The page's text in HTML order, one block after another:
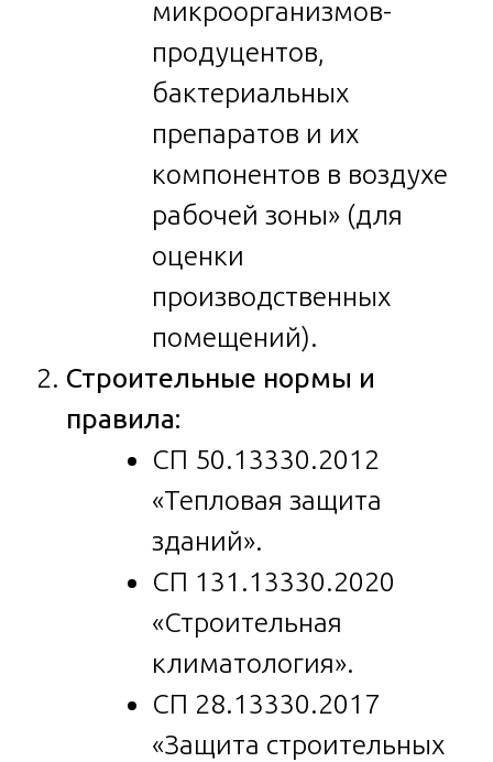
микроорганизмов-
продуцентов,
бактериальных
препаратов и их
компонентов в воздухе
рабочей зоны» (для
оценки
производственных
помещений).
Строительные нормы и
правила:
СП 50.13330.2012
«Тепловая защита
зданий».
СП 131.13330.2020
«Строительная
климатология».
СП 28.13330.2017
«Защита строительных